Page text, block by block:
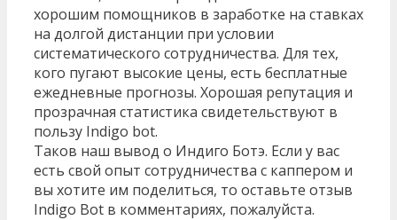
хорошим помощников в заработке на ставках
на долгой дистанции при условии
систематического сотрудничества. Для тех,
кого пугают высокие цены, есть бесплатные
ежедневные прогнозы. Хорошая репутация и
прозрачная статистика свидетельствуют в
пользу Indigo bot.
Таков наш вывод о Индиго Ботэ. Если у вас
есть свой опыт сотрудничества с каппером и
вы хотите им поделиться, то оставьте отзыв
Indigo Bot в комментариях, пожалуйста.